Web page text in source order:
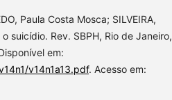
Paula Costa Mosca; SILVEIRA,
suicídio. Rev. SBPH, Rio de Janeiro,
em:
v14n1a13.pdf. Acesso em: